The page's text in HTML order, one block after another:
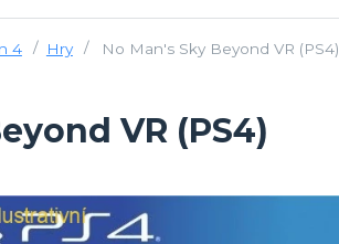
4 Hry No Man's Sky Beyond VR (PS4)
VR (PS4)